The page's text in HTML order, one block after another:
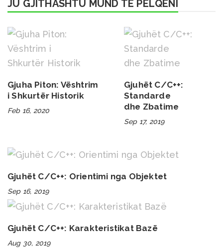
JU GJITHASHTU MUND TË PËLQENI
Gjuha Piton: Vështrim
i Shkurtër Historik
Feb 16, 2020
Gjuhët C/C++:
Standarde
dhe Zbatime
Sep 17, 2019
Gjuhët C/C++: Orientimi nga Objektet
Sep 16, 2019
Gjuhët C/C++: Karakteristikat Bazë
Aug 30, 2019